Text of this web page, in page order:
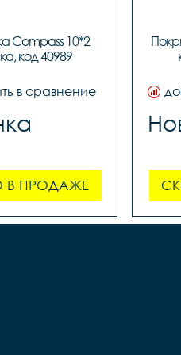
Compass 10*2
код 40989
в сравнение
В ПРОДАЖЕ